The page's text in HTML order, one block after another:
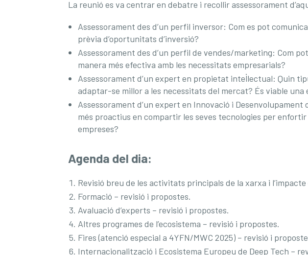
La reunió es va centrar en debatre i recollir assessorament
Assessorament des d’un perfil inversor: Com es pot
prèvia d’oportunitats d’inversió?
Assessorament des d’un perfil de vendes/marketing: Com
manera més efectiva amb les necessitats empresarials?
Assessorament d’un expert en propietat intel·lectual: Quin
adaptar-se millor a les necessitats del mercat? És viable
Assessorament d’un expert en Innovació i
més proactius en compartir les seves tecnologies per
empreses?
Agenda del dia:
Revisió breu de les activitats principals de la xarxa i
Formació – revisió i propostes.
Avaluació d’experts – revisió i propostes.
Altres programes de l’ecosistema – revisió i propostes.
Fires (atenció especial a 4YFN/MWC 2025) – revisió i
Internacionalització i Ecosistema Europeu de Deep Tech –